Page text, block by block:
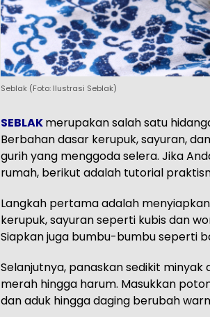
Seblak (Foto: Ilustrasi Seblak)
SEBLAKmerupakan salah satu
Berbahan dasar kerupuk, sayuran,
gurih yang menggoda selera. Jika
rumah, berikut adalah tutorial
Langkah pertama adalah
kerupuk, sayuran seperti kubis dan
Siapkan juga bumbu-bumbu seperti
Selanjutnya, panaskan sedikit
merah hingga harum. Masukkan
dan aduk hingga daging berubah